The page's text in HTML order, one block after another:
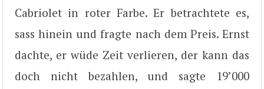
Cabriolet in roter Farbe. Er betrachtete es,
sass hinein und fragte nach dem Preis. Ernst
dachte, er wüde Zeit verlieren, der kann das
doch nicht bezahlen, und sagte 19’000